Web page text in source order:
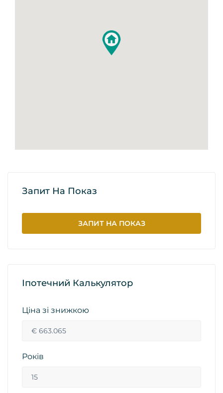
Запит На Показ
ЗАПИТ НА ПОКАЗ
Іпотечний Калькулятор
Ціна зі знижкою
Років